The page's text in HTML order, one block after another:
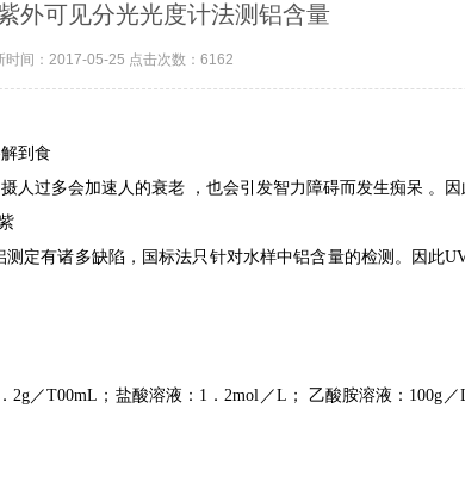
外可见分光光度计法测铝含量
时间：2017-05-25 点击次数：6162
到食
人过多会加速人的衰老
，也会引发智力障碍而发生痴呆 。因
定有诸多缺陷，国标法只针对水样中铝含量的检测。因此
．2g／T00mL ；盐酸溶液： 1 ．2mol ／L ； 乙酸胺溶液： 100g ／